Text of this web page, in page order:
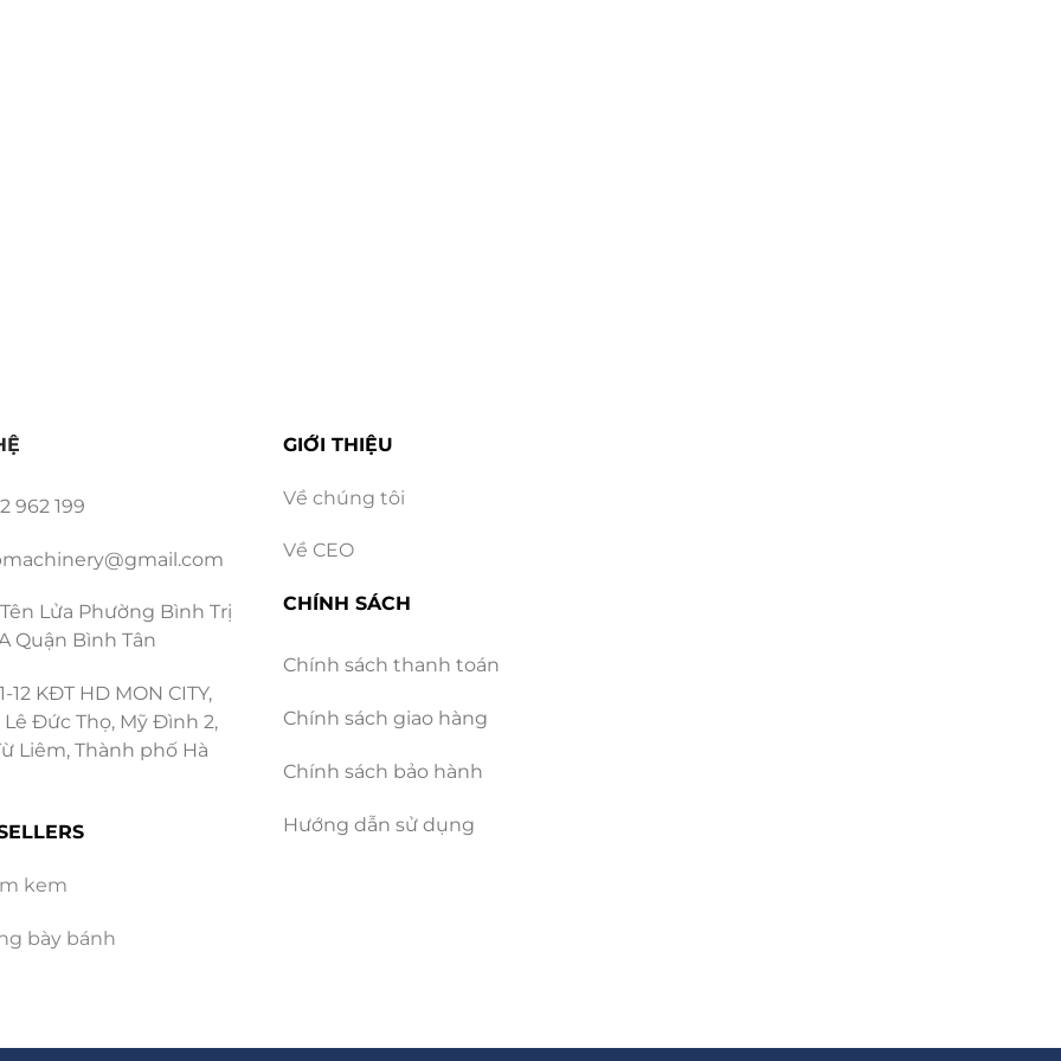
lạnh Matcha nổi bật với sắc xanh thanh nhã và hương trà xanh tinh tế
được nhiều quán cafe lựa chọn?
lạnh đang là chiến lược “sống còn” của các quán cafe để tăng trưởng doanh thu:
hương vị có tệp khách hàng trung thành cực kỳ lớn và không bị lỗi thời theo thời gian.
bánh nhỏ gọn là mồi dẫn lý tưởng để nhân viên quầy bar thực hiện upsell thông qua các
962 199
Lửa Phường Bình Trị
Quận Bình Tân
12 KĐT HD MON CITY,
Lê Đức Thọ, Mỹ Đình 2,
Liêm, Thành phố Hà
kem
bày bánh
GIỚI THIỆU
Về chúng tôi
Về CEO
CHÍNH SÁCH
Chính sách thanh toán
Chính sách giao hàng
Chính sách bảo hành
Hướng dẫn sử dụng